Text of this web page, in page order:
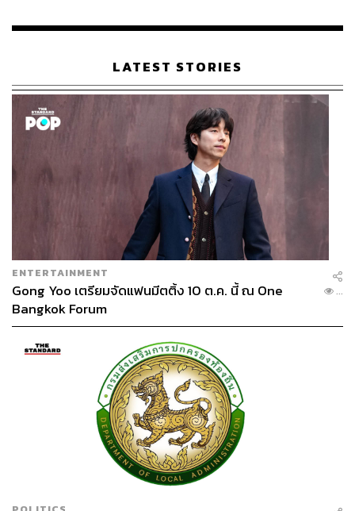
เรือนไทยที่ถูกซุกไว้
LATEST STORIES
ENTERTAINMENT
Gong Yoo เตรียมจัดแฟนมีตติ้ง 10 ต.ค. นี้ ณ One
Bangkok Forum
...